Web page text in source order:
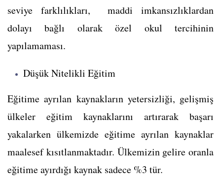
seviye farklılıkları, maddi imkansızlıklardan
dolayı bağlı olarak özel okul tercihinin
yapılamaması.
Düşük Nitelikli Eğitim
Eğitime ayrılan kaynakların yetersizliği, gelişmiş
ülkeler eğitim kaynaklarını artırarak başarı
yakalarken ülkemizde eğitime ayrılan kaynaklar
maalesef kısıtlanmaktadır. Ülkemizin gelire oranla
eğitime ayırdığı kaynak sadece %3 tür.